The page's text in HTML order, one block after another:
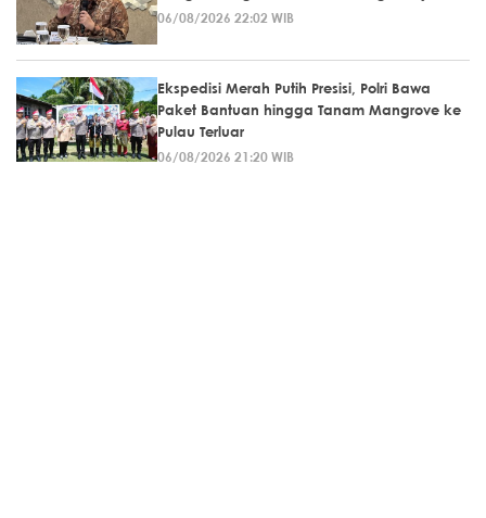
06/08/2026 22:02 WIB
Ekspedisi Merah Putih Presisi, Polri Bawa
Paket Bantuan hingga Tanam Mangrove ke
Pulau Terluar
06/08/2026 21:20 WIB